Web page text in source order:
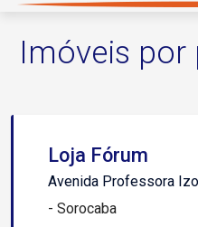
Imóveis por
Loja Fórum
Avenida Professora
- Sorocaba